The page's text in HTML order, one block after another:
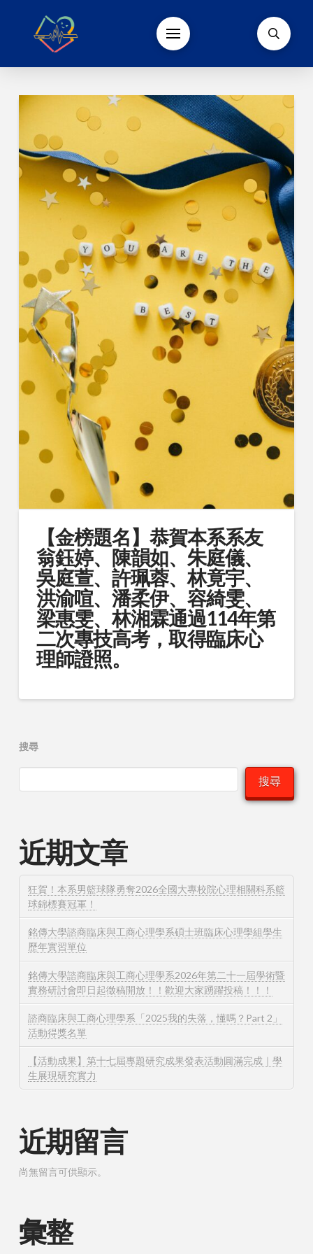
【金榜題名】恭賀本系系友
翁鈺婷、陳韻如、朱庭儀、
吳庭萱、許珮蓉、林竟宇、
洪渝喧、潘柔伊、容綺雯、
梁惠雯、林湘霖通過114年第
二次專技高考，取得臨床心
理師證照。
搜尋
搜尋
近期文章
狂賀！本系男籃球隊勇奪2026全國大專校院心理相關科系籃
球錦標賽冠軍！
銘傳大學諮商臨床與工商心理學系碩士班臨床心理學組學生
歷年實習單位
銘傳大學諮商臨床與工商心理學系2026年第二十一屆學術暨
實務研討會即日起徵稿開放！！歡迎大家踴躍投稿！！！
諮商臨床與工商心理學系「2025我的失落，懂嗎？Part 2」
活動得獎名單
【活動成果】第十七屆專題研究成果發表活動圓滿完成｜學
生展現研究實力
近期留言
尚無留言可供顯示。
彙整